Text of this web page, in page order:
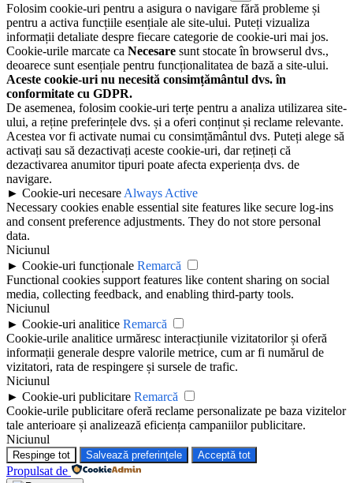
Folosim cookie-uri pentru a asigura o navigare fără probleme și
pentru a activa funcțiile esențiale ale site-ului. Puteți vizualiza
informații detaliate despre fiecare categorie de cookie-uri mai jos.
Cookie-urile marcate ca Necesare sunt stocate în browserul dvs.,
deoarece sunt esențiale pentru funcționalitatea de bază a site-ului.
Aceste cookie-uri nu necesită consimțământul dvs. în
conformitate cu GDPR.
De asemenea, folosim cookie-uri terțe pentru a analiza utilizarea site-
ului, a reține preferințele dvs. și a oferi conținut și reclame relevante.
Acestea vor fi activate numai cu consimțământul dvs. Puteți alege să
activați sau să dezactivați aceste cookie-uri, dar rețineți că
dezactivarea anumitor tipuri poate afecta experiența dvs. de
navigare.
► Cookie-uri necesare Always Active
Necessary cookies enable essential site features like secure log-ins
and consent preference adjustments. They do not store personal
data.
Niciunul
► Cookie-uri funcționale Remarcă
Functional cookies support features like content sharing on social
media, collecting feedback, and enabling third-party tools.
Niciunul
► Cookie-uri analitice Remarcă
Cookie-urile analitice urmăresc interacțiunile vizitatorilor și oferă
informații generale despre valorile metrice, cum ar fi numărul de
vizitatori, rata de respingere și sursele de trafic.
Niciunul
► Cookie-uri publicitare Remarcă
Cookie-urile publicitare oferă reclame personalizate pe baza vizitelor
tale anterioare și analizează eficiența campaniilor publicitare.
Niciunul
Respinge tot Salvează preferințele Acceptă tot
Propulsat de